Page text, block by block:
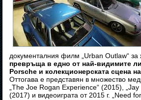
документалния филм „Urban Outlaw“
превръща в едно от най-видимите
Porsche и колекционерската сцена
Оттогава е представян в множество
„The Joe Rogan Experience“ (2015), „Jay
(2017) и видеоиграта от 2015 г. „Need